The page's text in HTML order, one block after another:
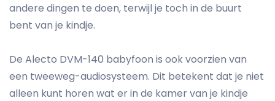
andere dingen te doen, terwijl je toch in de buurt
bent van je kindje.
De Alecto DVM-140 babyfoon is ook voorzien van
een tweeweg-audiosysteem. Dit betekent dat je niet
alleen kunt horen wat er in de kamer van je kindje